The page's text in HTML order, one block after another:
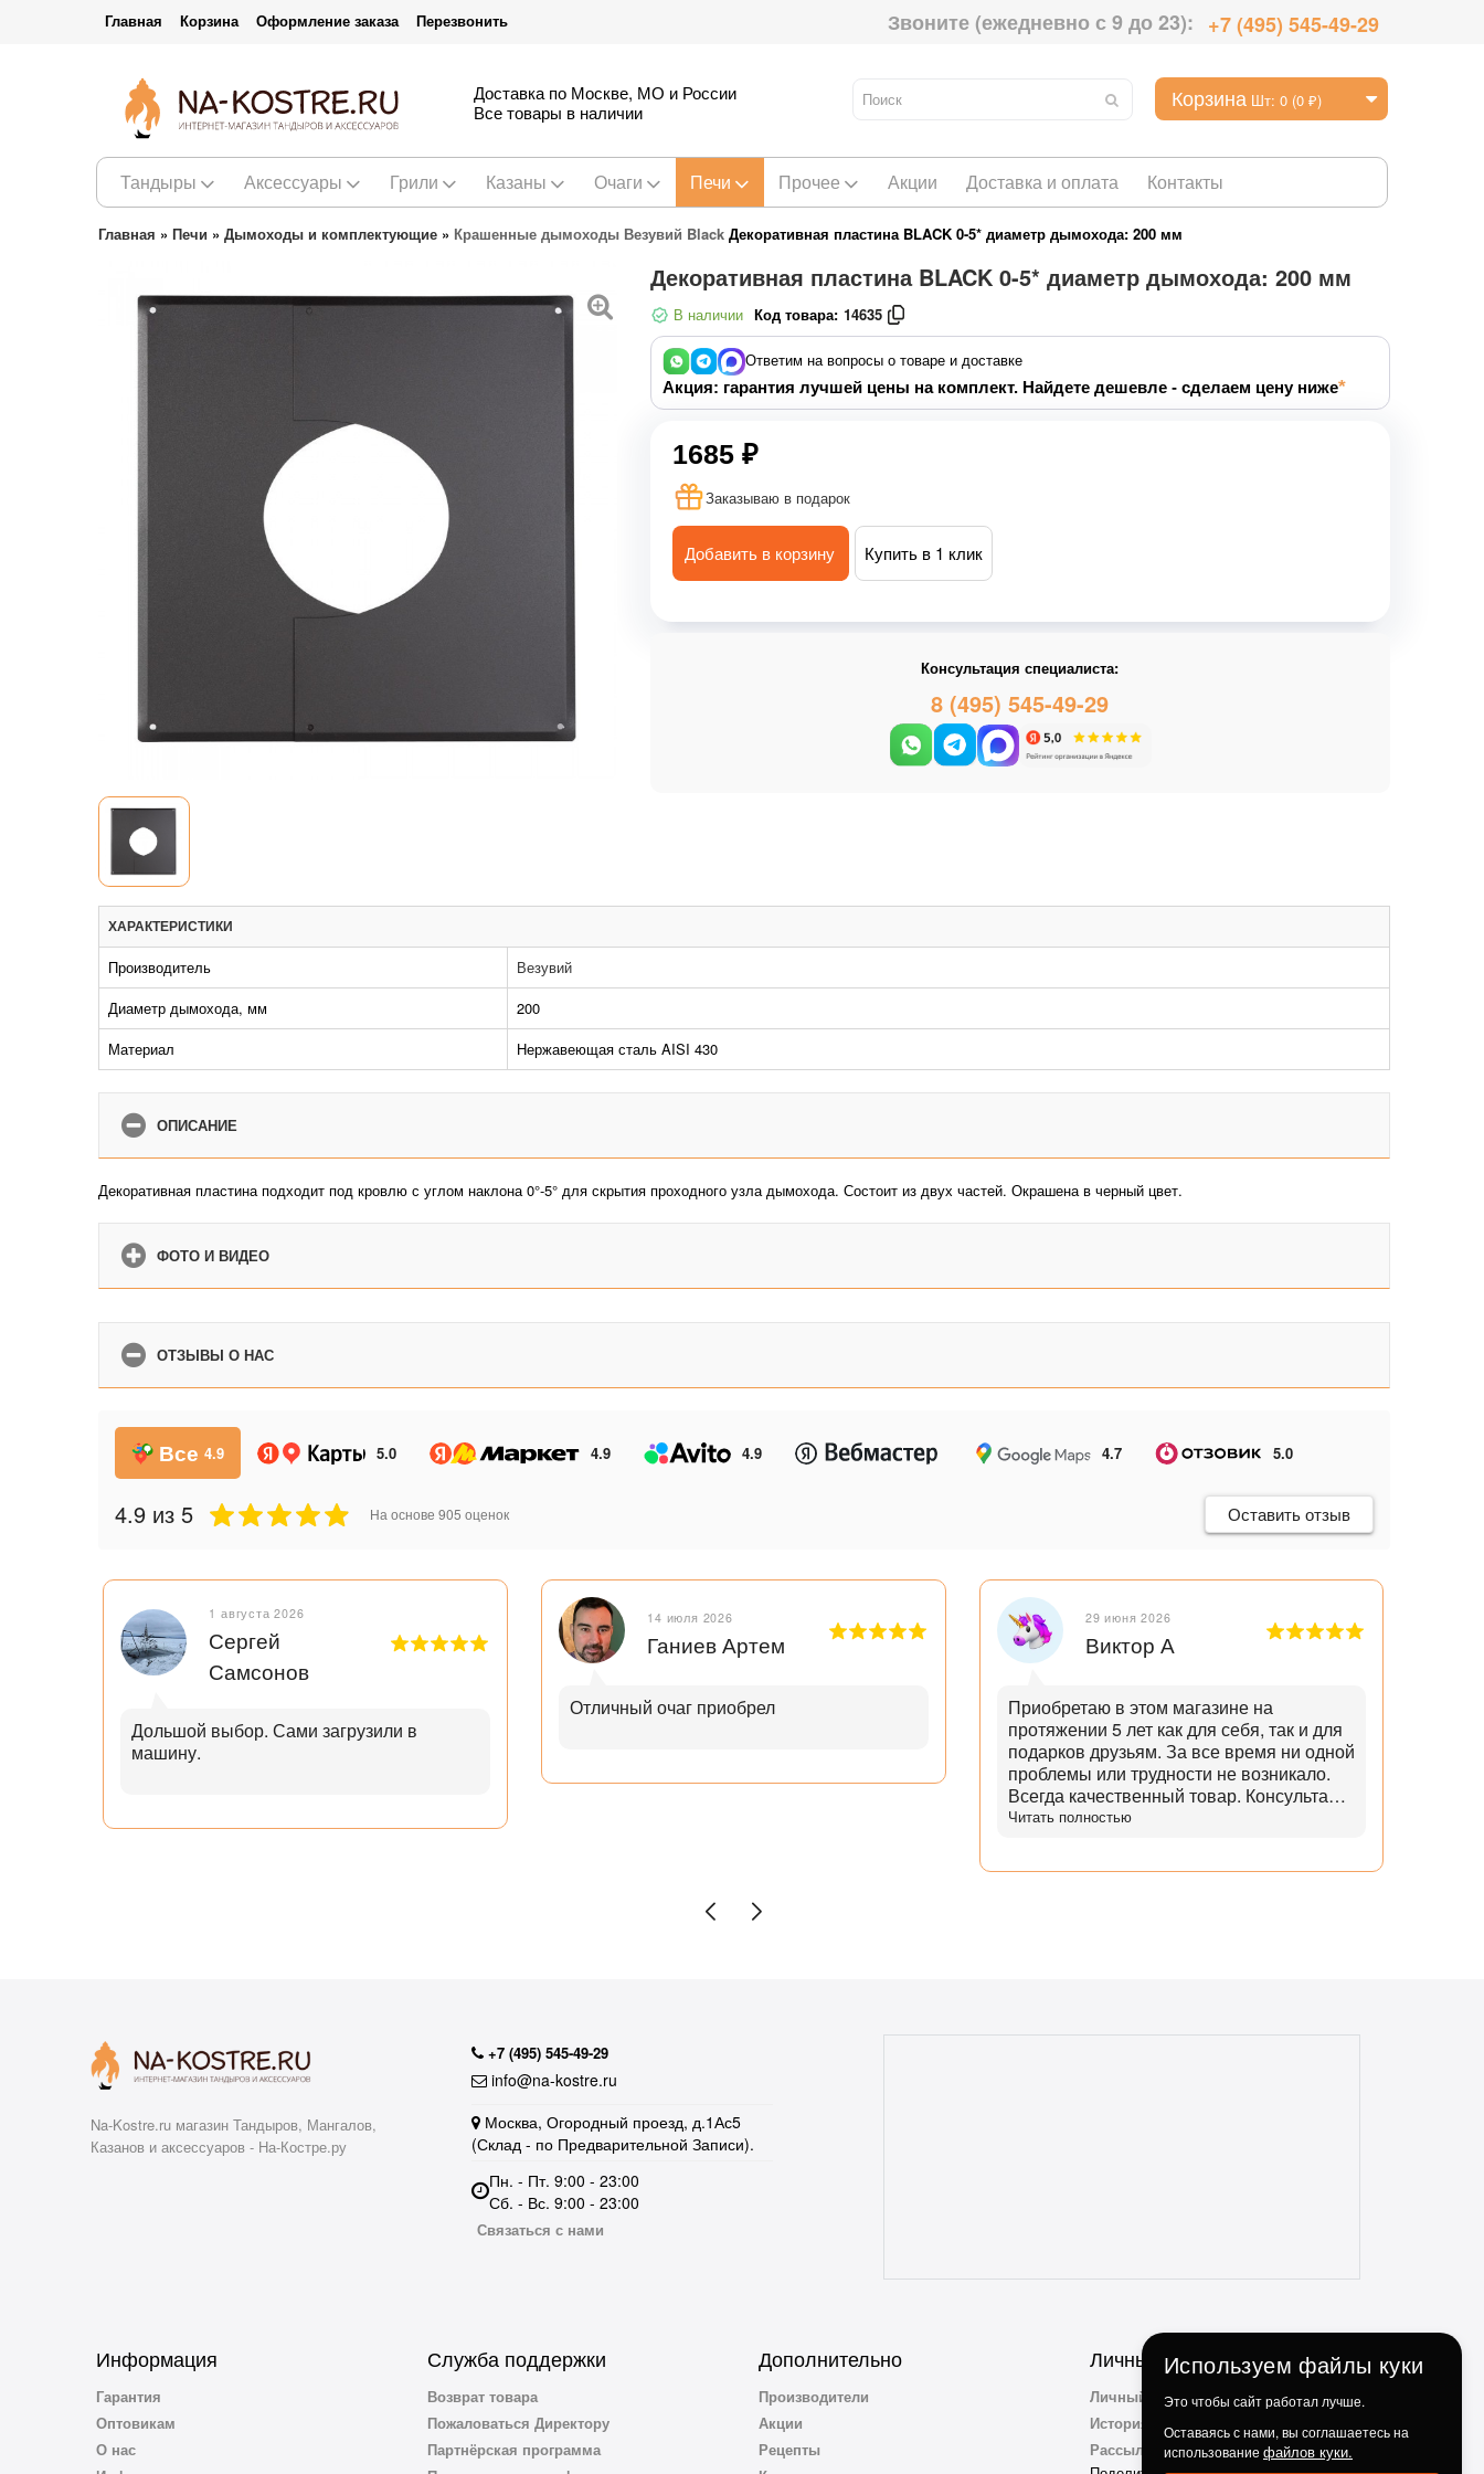
Главная Корзина Оформление заказа Перезвонить Звоните (ежедневно с 9 до 23): +7 (495) 545-49-29
Корзина Шт: 0 (0 ₽)
Доставка по Москве, МО и России
Все товары в наличии
Тандыры Аксессуары Грили Казаны Очаги Печи Прочее Акции Доставка и оплата Контакты
Главная » Печи » Дымоходы и комплектующие » Крашенные дымоходы Везувий Black Декоративная пластина BLACK 0-5* диаметр дымохода: 200 мм
Декоративная пластина BLACK 0-5* диаметр дымохода: 200 мм
В наличии Код товара: 14635
Ответим на вопросы о товаре и доставке
Акция: гарантия лучшей цены на комплект. Найдете дешевле - сделаем цену ниже
1685 ₽
Заказываю в подарок
Добавить в корзину Купить в 1 клик
Консультация специалиста:
8 (495) 545-49-29
ХАРАКТЕРИСТИКИ
Производитель
Везувий
Диаметр дымохода, мм
200
Материал
Нержавеющая сталь AISI 430
ОПИСАНИЕ
Декоративная пластина подходит под кровлю с углом наклона 0°-5° для скрытия проходного узла дымохода. Состоит из двух частей. Окрашена в черный цвет.
ФОТО И ВИДЕО
ОТЗЫВЫ О НАС
Все 4.9 5.0 4.9 4.9 4.7 5.0
4.9из 5 На основе 905 оценок Оставить отзыв
1 августа 2026
Сергей
Самсонов
Дольшой выбор. Сами загрузили в
машину.
14 июля 2026
Ганиев Артем
Отличный очаг приобрел
29 июня 2026
Виктор А
Приобретаю в этом магазине на
протяжении 5 лет как для себя, так и для
подарков друзьям. За все время ни одной
проблемы или трудности не возникало.
Всегда качественный товар. Консультант
помогает с выбором и советами. Советы
отзывчивые и опытные. Особенно
Читать полностью
Na-Kostre.ru магазин Тандыров, Мангалов,
Казанов и аксессуаров - На-Костре.ру
+7 (495) 545-49-29
info@na-kostre.ru
Москва, Огородный проезд, д.1Ас5
(Склад - по Предварительной Записи).
Пн. - Пт. 9:00 - 23:00
Сб. - Вс. 9:00 - 23:00
Связаться с нами
Информация
Гарантия
Оптовикам
О нас
Служба поддержки
Возврат товара
Пожаловаться Директору
Партнёрская программа
Дополнительно
Производители
Акции
Рецепты
Личный Кабинет
Личный Кабинет
История заказов
Рассылка
Используем файлы куки
Это чтобы сайт работал лучше.
Оставаясь с нами, вы соглашаетесь на
использование файлов куки.